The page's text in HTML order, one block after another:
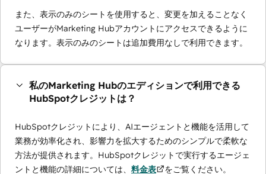
また、表示のみのシートを使用すると、変更を加えることなく
ユーザーがMarketing Hubアカウントにアクセスできるように
なります。表示のみのシートは追加費用なしで利用できます。
私のMarketing Hubのエディションで利用できる
HubSpotクレジットは？
HubSpotクレジットにより、AIエージェントと機能を活用して
業務が効率化され、影響力を拡大するためのシンプルで柔軟な
方法が提供されます。HubSpotクレジットで実行するエージェ
ントと機能の詳細については、 料金表 をご覧ください。